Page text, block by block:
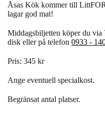
Åsas Kök kommer till
lagar god mat!
Middagsbiljetten köper du
disk eller på telefon 0933 -
Pris: 345 kr
Ange eventuell specialkost.
Begränsat antal platser.